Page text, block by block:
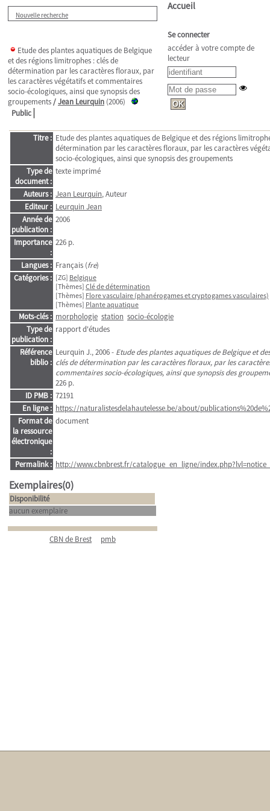
Nouvelle recherche
Etude des plantes aquatiques de Belgique
et des régions limitrophes : clés de
détermination par les caractères floraux, par
les caractères végétatifs et commentaires
socio-écologiques, ainsi que synopsis des
groupements/Jean Leurquin (2006)
Public
Titre : Etude des plantes aquatiques de Belgique et des régions
détermination par les caractères floraux, par les caractères
socio-écologiques, ainsi que synopsis des groupements
Type de
document :
texte imprimé
Auteurs : Jean Leurquin, Auteur
Editeur : Leurquin Jean
Année de
publication :
2006
Importance
:
226 p.
Langues : Français (fre)
Catégories : [ZG] Belgique
[Thèmes] Clé de détermination
[Thèmes] Flore vasculaire (phanérogames et cryptogames vasculaires)
[Thèmes] Plante aquatique
Mots-clés : morphologie station socio-écologie
Type de
publication :
rapport d'études
Référence
biblio :
Leurquin J., 2006 - Etude des plantes aquatiques de Belgique et
clés de détermination par les caractères floraux, par les
commentaires socio-écologiques, ainsi que synopsis des
226 p.
ID PMB : 72191
En ligne : https://naturalistesdelahautelesse.be/about/
Format de
la ressource
électronique
:
document
Permalink : http://www.cbnbrest.fr/catalogue_en_ligne/
Exemplaires(0)
Disponibilité
aucun exemplaire
CBN de Brest pmb
Accueil
Se connecter
accéder à votre compte de
lecteur